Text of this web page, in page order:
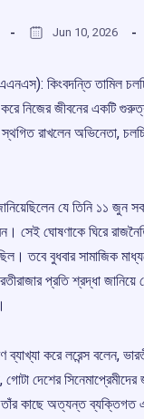
Jun 10, 2026
কিংবদন্তি তামিল
নিজের জীবনের একটি
রাখলেন অভিনেতা,
যে তিনি ১১ জুন
সেই ঘোষণাকে ঘিরে
তবে বুধবার সামাজিক
প্রতি শ্রদ্ধা
ব্যাখ্যা করে লরেন্স বলেন,
দেশের
কাছে অত্যন্ত ব্যক্তিগত